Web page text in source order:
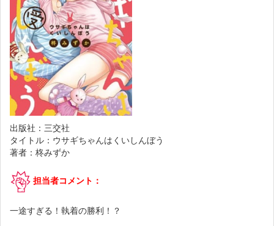
出版社：三交社
タイトル：ウサギちゃんはくいしんぼう
著者：柊みずか
担当者コメント：
一途すぎる！執着の勝利！？